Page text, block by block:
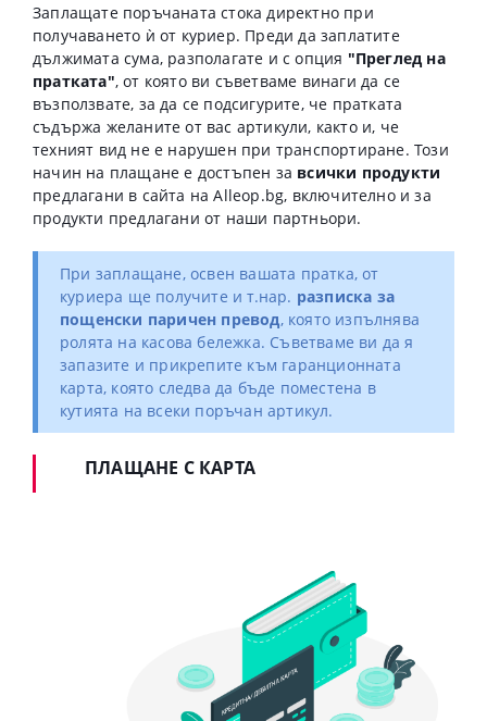
Заплащате поръчаната стока директно при
получаването ѝ от куриер. Преди да заплатите
дължимата сума, разполагате и с опция "Преглед на
пратката", от която ви съветваме винаги да се
възползвате, за да се подсигурите, че пратката
съдържа желаните от вас артикули, както и, че
техният вид не е нарушен при транспортиране. Този
начин на плащане е достъпен за всички продукти
предлагани в сайта на Alleop.bg, включително и за
продукти предлагани от наши партньори.
При заплащане, освен вашата пратка, от
куриера ще получите и т.нар. разписка за
пощенски паричен превод, която изпълнява
ролята на касова бележка. Съветваме ви да я
запазите и прикрепите към гаранционната
карта, която следва да бъде поместена в
кутията на всеки поръчан артикул.
ПЛАЩАНЕ С КАРТА